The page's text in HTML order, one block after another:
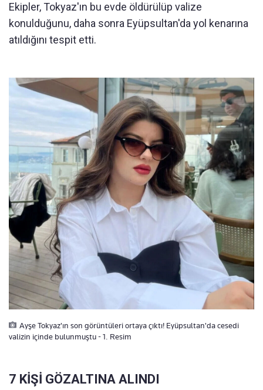
Ekipler, Tokyaz'ın bu evde öldürülüp valize
konulduğunu, daha sonra Eyüpsultan'da yol kenarına
atıldığını tespit etti.
Ayşe Tokyaz'ın son görüntüleri ortaya çıktı! Eyüpsultan'da cesedi
valizin içinde bulunmuştu - 1. Resim
7 KİŞİ GÖZALTINA ALINDI